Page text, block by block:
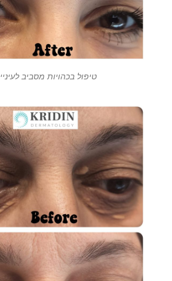
טיפול בכהויות מסביב